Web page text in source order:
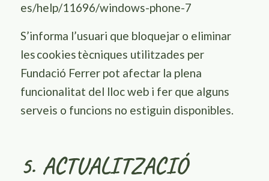
es/help/11696/windows-phone-7
S’informa l’usuari que bloquejar o eliminar
lescookiestècniques utilitzades per
Fundació Ferrerpot afectar la plena
funcionalitat del lloc web i fer que alguns
serveis o funcions no estiguin disponibles.
5. ACTUALITZACIÓ